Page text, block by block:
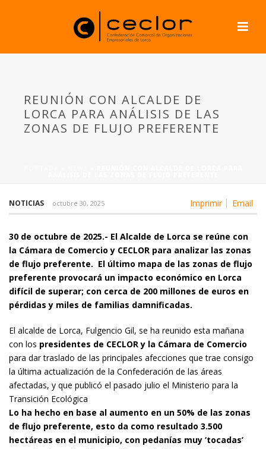
REUNIÓN CON ALCALDE DE
LORCA PARA ANÁLISIS DE LAS
ZONAS DE FLUJO PREFERENTE
Imprimir Email
NOTICIAS octubre 30, 2025
30 de octubre de 2025.- El Alcalde de Lorca se reúne con
la Cámara de Comercio y CECLOR para analizar las zonas
de flujo preferente. El último mapa de las zonas de flujo
preferente provocará un impacto económico en Lorca
difícil de superar; con cerca de 200 millones de euros en
pérdidas y miles de familias damnificadas.
El alcalde de Lorca, Fulgencio Gil, se ha reunido esta mañana
con los presidentes de CECLOR y la Cámara de Comercio
para dar traslado de las principales afecciones que trae consigo
la última actualización de la Confederación de las áreas
afectadas, y que publicó el pasado julio el Ministerio para la
Transición Ecológica
Lo ha hecho en base al aumento en un 50% de las zonas
de flujo preferente, esto da como resultado 3.500
hectáreas en el municipio, con pedanías muy ‘tocadas’